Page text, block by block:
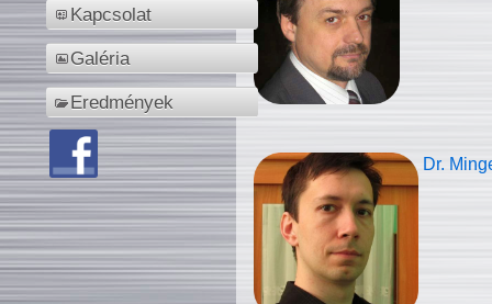
Kapcsolat
Galéria
Eredmények
Dr.